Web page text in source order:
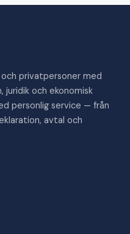
privatpersoner med
juridik och ekonomisk
personlig service — från
avtal och